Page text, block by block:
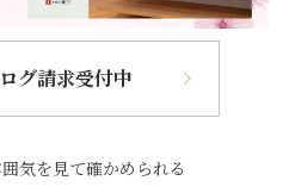
グ請求受付中
気を見て確かめられる